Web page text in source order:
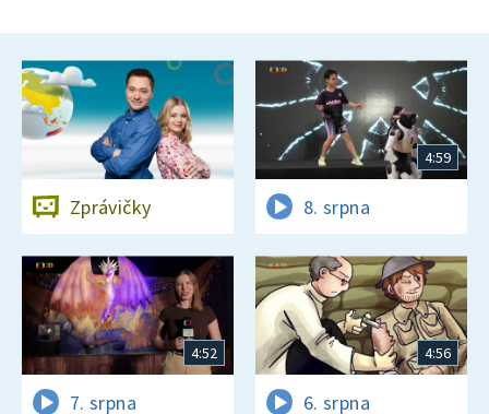
Zprávičky
4:59
8. srpna
4:52
7. srpna
4:56
6. srpna